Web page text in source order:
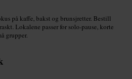
på kaffe, bakst og brunsjretter. Bestill
Lokalene passer for solo-pause, korte
grupper.